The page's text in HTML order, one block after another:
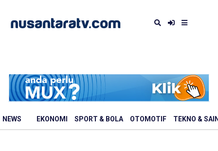
NEWS EKONOMI SPORT & BOLA OTOMOTIF TEKNO &